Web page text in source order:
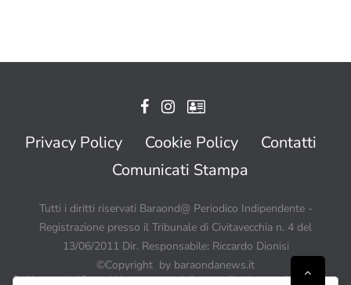
Privacy Policy Cookie Policy
Contatti
Comunicati Stampa
Tutti i diritti riservati Baraond@ Periodico Indipendente -
Registrazione presso il Tribunale di Civitavecchia n. 4 del
13/06/2011 Dir. Responsabile: Riccardo Dionisi
©Copyright by baraondanews.it
Tutti i contenuti di BaraondaNews possono quindi essere utilizzati a patto di citare sempre